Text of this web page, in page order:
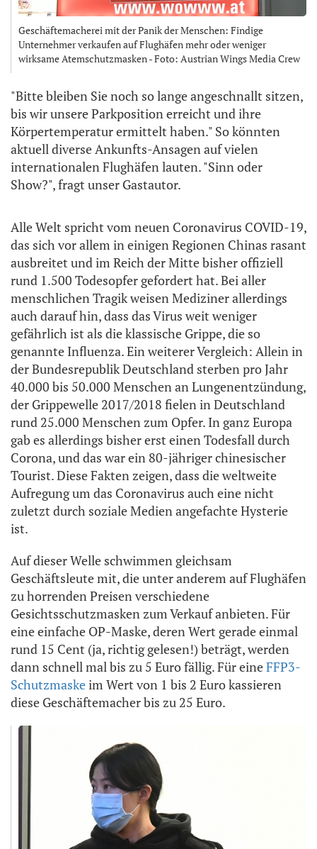
Geschäftemacherei mit der Panik der Menschen: Findige
Unternehmer verkaufen auf Flughäfen mehr oder weniger
wirksame Atemschutzmasken - Foto: Austrian Wings Media Crew
"Bitte bleiben Sie noch so lange angeschnallt sitzen,
bis wir unsere Parkposition erreicht und ihre
Körpertemperatur ermittelt haben." So könnten
aktuell diverse Ankunfts-Ansagen auf vielen
internationalen Flughäfen lauten. "Sinn oder
Show?", fragt unser Gastautor.
Alle Welt spricht vom neuen Coronavirus COVID-19,
das sich vor allem in einigen Regionen Chinas rasant
ausbreitet und im Reich der Mitte bisher offiziell
rund 1.500 Todesopfer gefordert hat. Bei aller
menschlichen Tragik weisen Mediziner allerdings
auch darauf hin, dass das Virus weit weniger
gefährlich ist als die klassische Grippe, die so
genannte Influenza. Ein weiterer Vergleich: Allein in
der Bundesrepublik Deutschland sterben pro Jahr
40.000 bis 50.000 Menschen an Lungenentzündung,
der Grippewelle 2017/2018 fielen in Deutschland
rund 25.000 Menschen zum Opfer. In ganz Europa
gab es allerdings bisher erst einen Todesfall durch
Corona, und das war ein 80-jähriger chinesischer
Tourist. Diese Fakten zeigen, dass die weltweite
Aufregung um das Coronavirus auch eine nicht
zuletzt durch soziale Medien angefachte Hysterie
ist.
Auf dieser Welle schwimmen gleichsam
Geschäftsleute mit, die unter anderem auf Flughäfen
zu horrenden Preisen verschiedene
Gesichtsschutzmasken zum Verkauf anbieten. Für
eine einfache OP-Maske, deren Wert gerade einmal
rund 15 Cent (ja, richtig gelesen!) beträgt, werden
dann schnell mal bis zu 5 Euro fällig. Für eineFFP3-
Schutzmaskeim Wert von 1 bis 2 Euro kassieren
diese Geschäftemacher bis zu 25 Euro.